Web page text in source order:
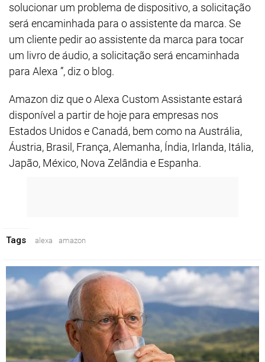
solucionar um problema de dispositivo, a solicitação
será encaminhada para o assistente da marca. Se
um cliente pedir ao assistente da marca para tocar
um livro de áudio, a solicitação será encaminhada
para Alexa ”, diz o blog.
Amazon diz que o Alexa Custom Assistante estará
disponível a partir de hoje para empresas nos
Estados Unidos e Canadá, bem como na Austrália,
Áustria, Brasil, França, Alemanha, Índia, Irlanda, Itália,
Japão, México, Nova Zelândia e Espanha.
Tags alexa amazon